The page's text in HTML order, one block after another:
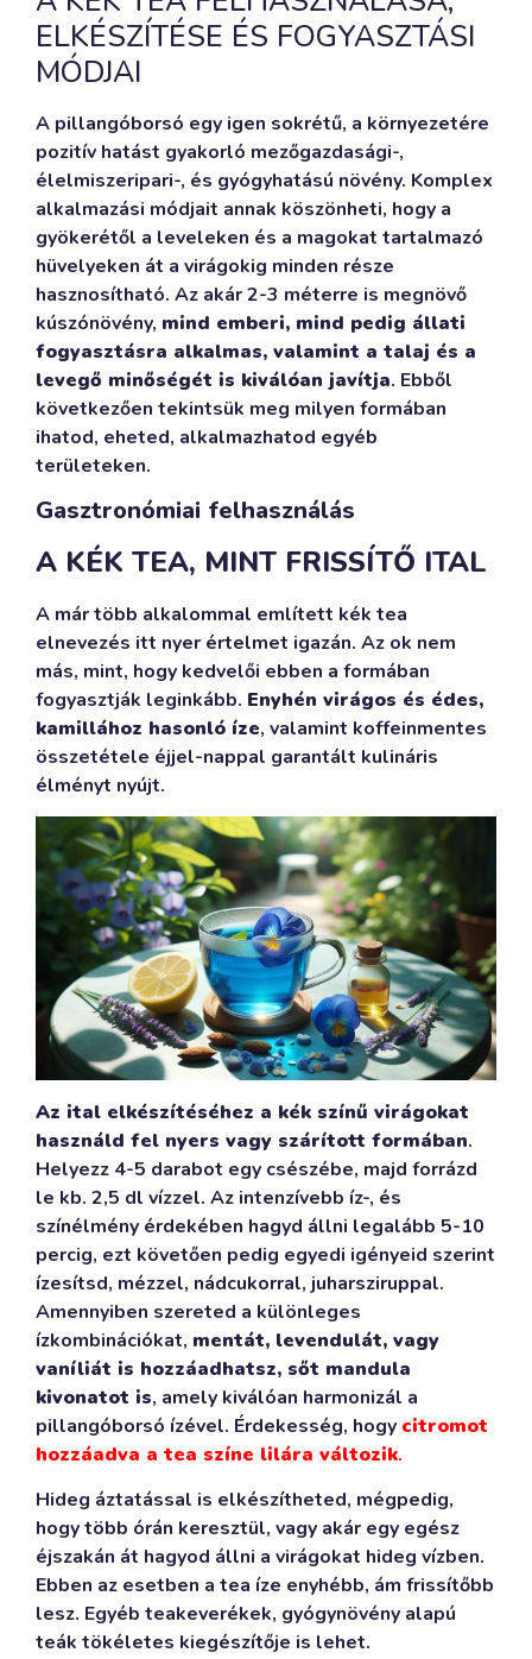
ELKÉSZÍTÉSE ÉS FOGYASZTÁSI
MÓDJAI
A pillangóborsó egy igen sokrétű, a környezetére
pozitív hatást gyakorló mezőgazdasági-,
élelmiszeripari-, és gyógyhatású növény. Komplex
alkalmazási módjait annak köszönheti, hogy a
gyökerétől a leveleken és a magokat tartalmazó
hüvelyeken át a virágokig minden része
hasznosítható. Az akár 2-3 méterre is megnövő
kúszónövény, mind emberi, mind pedig állati
fogyasztásra alkalmas, valamint a talaj és a
levegő minőségét is kiválóan javítja. Ebből
következően tekintsük meg milyen formában
ihatod, eheted, alkalmazhatod egyéb
területeken.
Gasztronómiai felhasználás
A KÉK TEA, MINT FRISSÍTŐ ITAL
A már több alkalommal említett kék tea
elnevezés itt nyer értelmet igazán. Az ok nem
más, mint, hogy kedvelői ebben a formában
fogyasztják leginkább. Enyhén virágos és édes,
kamillához hasonló íze, valamint koffeinmentes
összetétele éjjel-nappal garantált kulináris
élményt nyújt.
Az ital elkészítéséhez a kék színű virágokat
használd fel nyers vagy szárított formában.
Helyezz 4-5 darabot egy csészébe, majd forrázd
le kb. 2,5 dl vízzel. Az intenzívebb íz-, és
színélmény érdekében hagyd állni legalább 5-10
percig, ezt követően pedig egyedi igényeid szerint
ízesítsd, mézzel, nádcukorral, juharsziruppal.
Amennyiben szereted a különleges
ízkombinációkat, mentát, levendulát, vagy
vaníliát is hozzáadhatsz, sőt mandula
kivonatot is, amely kiválóan harmonizál a
pillangóborsó ízével. Érdekesség, hogy citromot
hozzáadva a tea színe lilára változik.
Hideg áztatással is elkészítheted, mégpedig,
hogy több órán keresztül, vagy akár egy egész
éjszakán át hagyod állni a virágokat hideg vízben.
Ebben az esetben a tea íze enyhébb, ám frissítőbb
lesz. Egyéb teakeverékek, gyógynövény alapú
teák tökéletes kiegészítője is lehet.